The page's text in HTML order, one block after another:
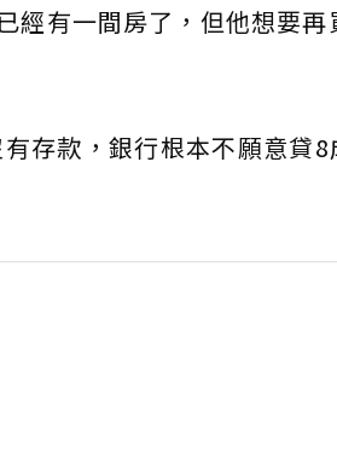
經有一間房了，但他想要
存款，銀行根本不願意貸